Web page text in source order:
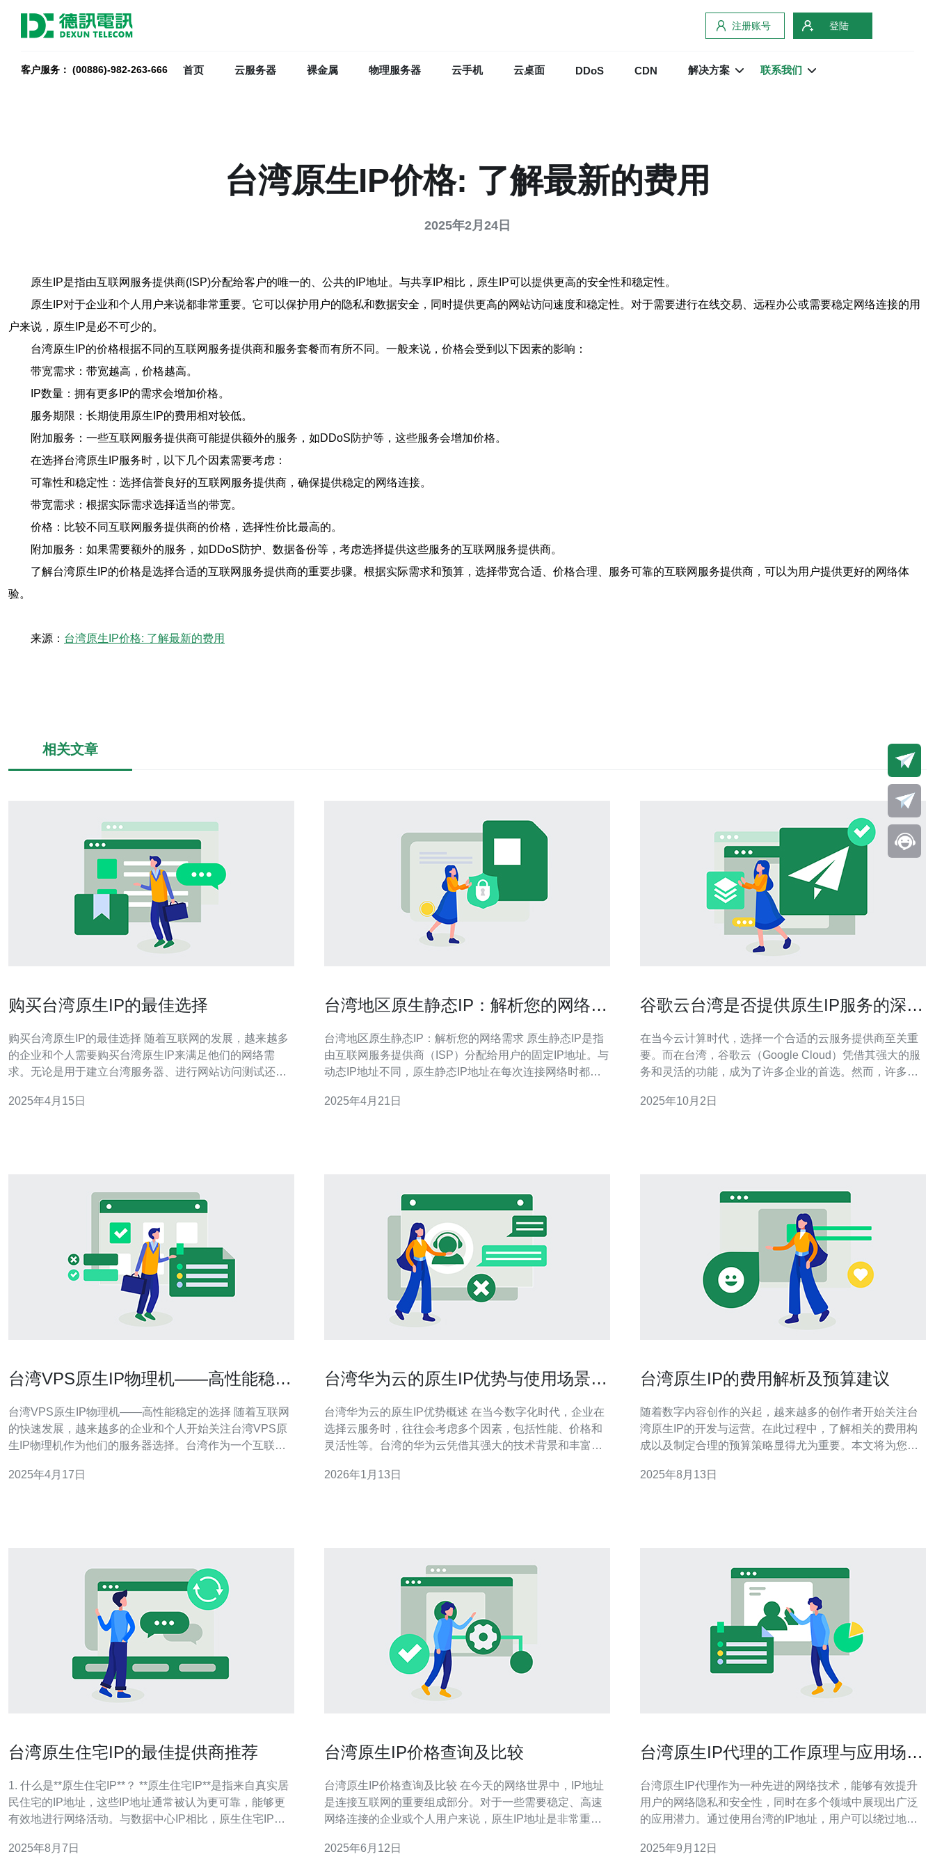
注册账号 登陆
客户服务： (00886)-982-263-666 首页 云服务器 裸金属 物理服务器 云手机 云桌面 DDoS CDN 解决方案 联系我们
台湾原生IP价格: 了解最新的费用
2025年2月24日
原生IP是指由互联网服务提供商(ISP)分配给客户的唯一的、公共的IP地址。与共享IP相比，原生IP可以提供更高的安全性和稳定性。
原生IP对于企业和个人用户来说都非常重要。它可以保护用户的隐私和数据安全，同时提供更高的网站访问速度和稳定性。对于需要进行在线交易、远程办公或需要稳定网络连接的用
户来说，原生IP是必不可少的。
台湾原生IP的价格根据不同的互联网服务提供商和服务套餐而有所不同。一般来说，价格会受到以下因素的影响：
带宽需求：带宽越高，价格越高。
IP数量：拥有更多IP的需求会增加价格。
服务期限：长期使用原生IP的费用相对较低。
附加服务：一些互联网服务提供商可能提供额外的服务，如DDoS防护等，这些服务会增加价格。
在选择台湾原生IP服务时，以下几个因素需要考虑：
可靠性和稳定性：选择信誉良好的互联网服务提供商，确保提供稳定的网络连接。
带宽需求：根据实际需求选择适当的带宽。
价格：比较不同互联网服务提供商的价格，选择性价比最高的。
附加服务：如果需要额外的服务，如DDoS防护、数据备份等，考虑选择提供这些服务的互联网服务提供商。
了解台湾原生IP的价格是选择合适的互联网服务提供商的重要步骤。根据实际需求和预算，选择带宽合适、价格合理、服务可靠的互联网服务提供商，可以为用户提供更好的网络体
验。
来源： 台湾原生IP价格: 了解最新的费用
相关文章
购买台湾原生IP的最佳选择
购买台湾原生IP的最佳选择 随着互联网的发展，越来越多
的企业和个人需要购买台湾原生IP来满足他们的网络需
求。无论是用于建立台湾服务器、进行网站访问测试还是
在众多供应商中选择最佳的购买选项并不容易。本文将介
2025年4月15日
台湾地区原生静态IP：解析您的网络需
台湾地区原生静态IP：解析您的网络需求 原生静态IP是指
由互联网服务提供商（ISP）分配给用户的固定IP地址。与
动态IP地址不同，原生静态IP地址在每次连接网络时都保
需求的用户非常重要。 原生静态IP有许多优势。首先，它
2025年4月21日
谷歌云台湾是否提供原生IP服务的深入
在当今云计算时代，选择一个合适的云服务提供商至关重
要。而在台湾，谷歌云（Google Cloud）凭借其强大的服
务和灵活的功能，成为了许多企业的首选。然而，许多用
篇文章中，我们将深入分析谷歌云在台湾的原生IP服务，
2025年10月2日
台湾VPS原生IP物理机——高性能稳定
台湾VPS原生IP物理机——高性能稳定的选择 随着互联网
的快速发展，越来越多的企业和个人开始关注台湾VPS原
生IP物理机作为他们的服务器选择。台湾作为一个互联网
度。VPS原生IP物理机提供了高性能和稳定性，适用于各
2025年4月17日
台湾华为云的原生IP优势与使用场景解
台湾华为云的原生IP优势概述 在当今数字化时代，企业在
选择云服务时，往往会考虑多个因素，包括性能、价格和
灵活性等。台湾的华为云凭借其强大的技术背景和丰富的
寻求最佳性能的企业，还是需要最便宜的云服务方案，台
2026年1月13日
台湾原生IP的费用解析及预算建议
随着数字内容创作的兴起，越来越多的创作者开始关注台
湾原生IP的开发与运营。在此过程中，了解相关的费用构
成以及制定合理的预算策略显得尤为重要。本文将为您解
您更好地掌握这一领域的财务规划。 台湾原生IP的费用主
2025年8月13日
台湾原生住宅IP的最佳提供商推荐
1. 什么是**原生住宅IP**？ **原生住宅IP**是指来自真实居
民住宅的IP地址，这些IP地址通常被认为更可靠，能够更
有效地进行网络活动。与数据中心IP相比，原生住宅IP可
和网络爬虫等活动。 2. 为什么选择**台湾的原生住宅IP**
2025年8月7日
台湾原生IP价格查询及比较
台湾原生IP价格查询及比较 在今天的网络世界中，IP地址
是连接互联网的重要组成部分。对于一些需要稳定、高速
网络连接的企业或个人用户来说，原生IP地址是非常重要
择最适合您需求的IP地址。 台湾原生IP的价格会受到多种
2025年6月12日
台湾原生IP代理的工作原理与应用场景
台湾原生IP代理作为一种先进的网络技术，能够有效提升
用户的网络隐私和安全性，同时在多个领域中展现出广泛
的应用潜力。通过使用台湾的IP地址，用户可以绕过地域
取。本文将深入探讨台湾原生IP代理的工作原理、各类应
2025年9月12日